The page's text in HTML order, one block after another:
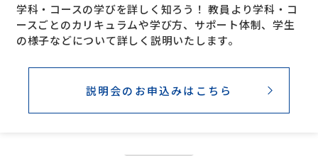
学科・コースの学びを詳しく知ろう！ 教員より学科・コ
ースごとのカリキュラムや学び方、サポート体制、学生
の様子などについて詳しく説明いたします。
説明会のお申込みはこちら